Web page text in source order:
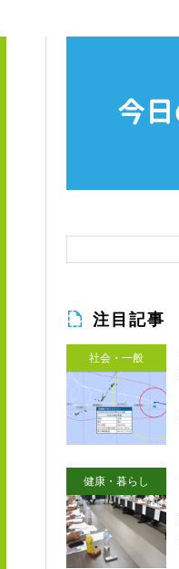
注目記事
社会・一般
健康・暮らし